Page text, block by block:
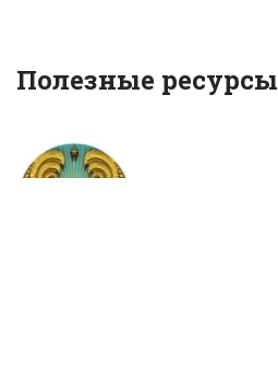
Полезные ресурсы